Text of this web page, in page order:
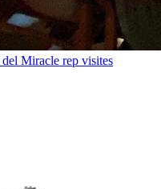
Miracle rep visites